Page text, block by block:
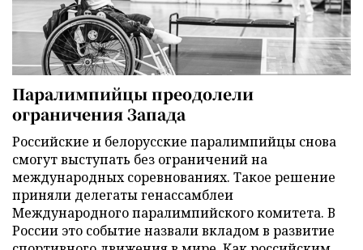
Паралимпийцы преодолели
ограничения Запада
Российские и белорусские паралимпийцы снова
смогут выступать без ограничений на
международных соревнованиях. Такое решение
приняли делегаты генассамблеи
Международного паралимпийского комитета. В
России это событие назвали вкладом в развитие